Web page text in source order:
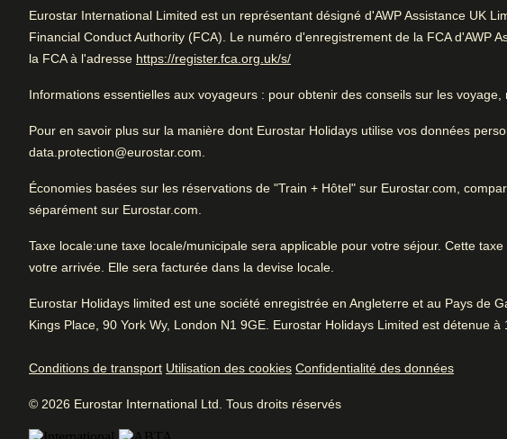
durable ; il s’engage ainsi en faveur de l’environnement, de ses
locale.
Arrive à Amsterdam
Pendant
1.3 km de
Avis des utilisatrices et utilisateurs, 4.5 sur 5, Excellent
4.5 /5 Excellent
Voir les commentaires
Bon à savoir
Proche du centre-
Aménagements hôteliers
Arrive à Amsterdam
1 km de Amsterdam CS
Noté 4.5/5 basé sur les commentaires de tous les
emplacement.
L'essentiel
Site 4.4
Avis des utilisatrices et utilisateurs, 4.4 sur 5
2044 commentaires vérifiés
Positif:
Avis des utilisatrices et utilisateurs, 4 sur 5
Eurostar International Limited est un représentant désigné d'AWP Assistance UK
Financial Conduct Authority (FCA). Le numéro d'enregistrement de la FCA d'AWP
la FCA à l'adresse https://register.fca.org.uk/s/(
Informations essentielles aux voyageurs : pour obtenir des conseils sur les
Pour en savoir plus sur la manière dont Eurostar Holidays utilise vos données
data.protection@eurostar.com.
Économies basées sur les réservations de "Train + Hôtel" sur Eurostar.com,
séparément sur Eurostar.com.
Taxe locale:une taxe locale/municipale sera applicable pour votre séjour. Cette
votre arrivée. Elle sera facturée dans la devise locale.
Eurostar Holidays limited est une société enregistrée en Angleterre et au Pays de
Kings Place, 90 York Wy, London N1 9GE. Eurostar Holidays Limited est détenue
Conditions de transport Utilisation des cookies Confidentialité des données
© 2026 Eurostar International Ltd. Tous droits réservés